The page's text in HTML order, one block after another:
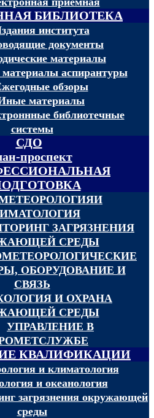
БИБЛИОТЕКА
института
документы
материалы
аспирантуры
обзоры
материалы
библиотечные
системы
СДО
проспект
ЗАГРЯЗНЕНИЯ
СРЕДЫ
ОБОРУДОВАНИЕ И
СВЯЗЬ
И ОХРАНА
СРЕДЫ
УПРАВЛЕНИЕ В
КВАЛИФИКАЦИИ
и климатология
и океанология
загрязнения окружающей
среды